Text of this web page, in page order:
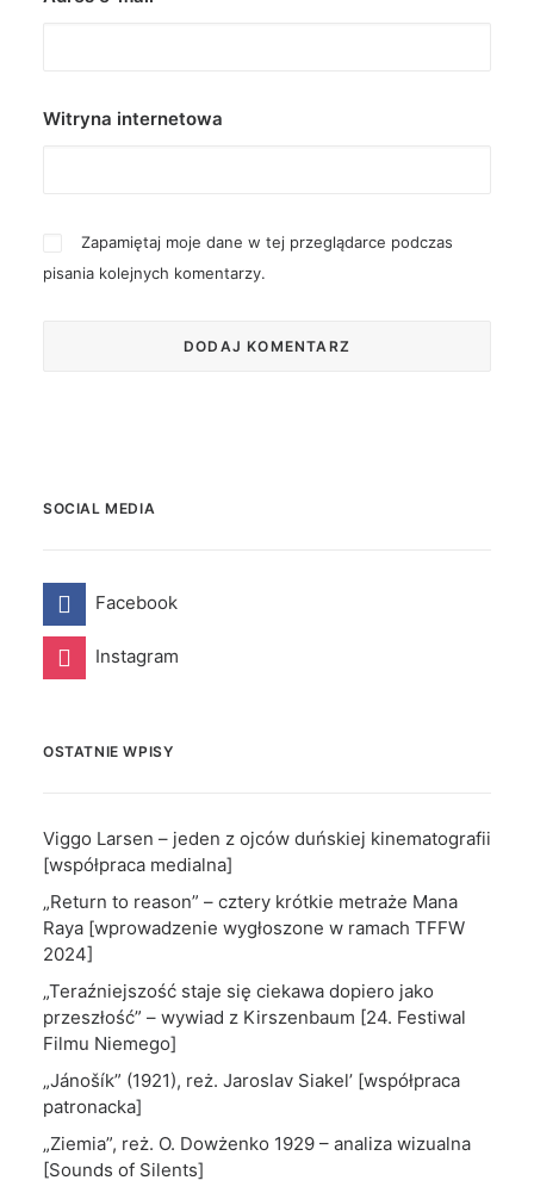
Witryna internetowa
Zapamiętaj moje dane w tej przeglądarce podczas
pisania kolejnych komentarzy.
SOCIAL MEDIA
Facebook
Instagram
OSTATNIE WPISY
Viggo Larsen – jeden z ojców duńskiej kinematografii
[współpraca medialna]
„Return to reason” – cztery krótkie metraże Mana
Raya [wprowadzenie wygłoszone w ramach TFFW
2024]
„Teraźniejszość staje się ciekawa dopiero jako
przeszłość” – wywiad z Kirszenbaum [24. Festiwal
Filmu Niemego]
„Jánošík” (1921), reż. Jaroslav Siakel’ [współpraca
patronacka]
„Ziemia”, reż. O. Dowżenko 1929 – analiza wizualna
[Sounds of Silents]